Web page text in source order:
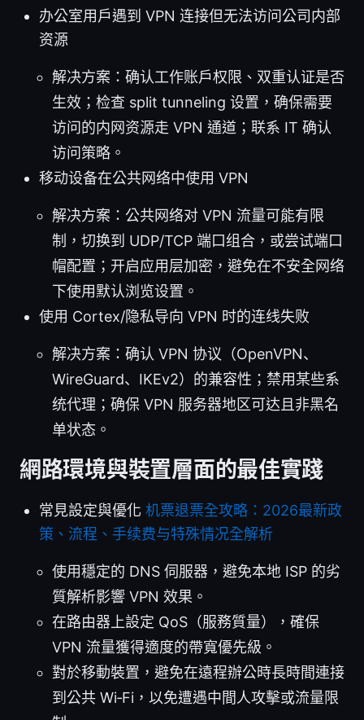
办公室用户遇到 VPN 连接但无法访问公司内部
资源
解决方案：确认工作账户权限、双重认证是否
生效；检查 split tunneling 设置，确保需要
访问的内网资源走 VPN 通道；联系 IT 确认
访问策略。
移动设备在公共网络中使用 VPN
解决方案：公共网络对 VPN 流量可能有限
制，切换到 UDP/TCP 端口组合，或尝试端口
帽配置；开启应用层加密，避免在不安全网络
下使用默认浏览设置。
使用 Cortex/隐私导向 VPN 时的连线失败
解决方案：确认 VPN 协议（OpenVPN、
WireGuard、IKEv2）的兼容性；禁用某些系
统代理；确保 VPN 服务器地区可达且非黑名
单状态。
網路環境與裝置層面的最佳實踐
常見設定與優化 机票退票全攻略：2026最新政
策、流程、手续费与特殊情况全解析
使用穩定的 DNS 伺服器，避免本地 ISP 的劣
質解析影響 VPN 效果。
在路由器上設定 QoS（服務質量），確保
VPN 流量獲得適度的帶寬優先級。
對於移動裝置，避免在遠程辦公時長時間連接
到公共 Wi‑Fi，以免遭遇中間人攻擊或流量限